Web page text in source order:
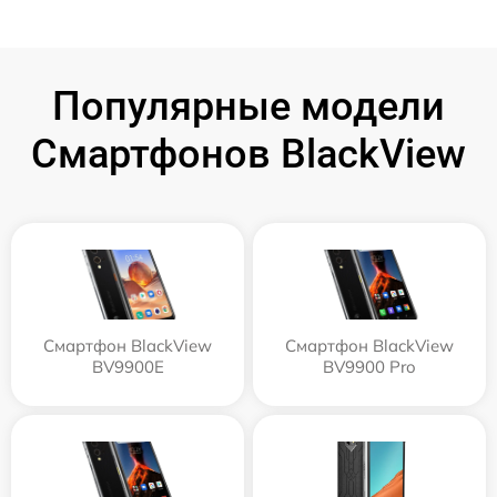
Популярные модели
Смартфонов BlackView
Смартфон BlackView
BV9900E
Смартфон BlackView
BV9900 Pro